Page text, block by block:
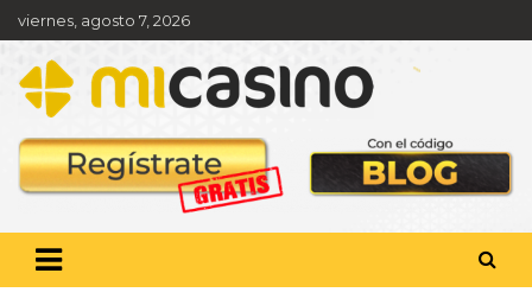
Saltar
al
contenido
viernes, agosto 7, 2026
Pronóstico deportivo,
apuestas y actualidad
deportiva